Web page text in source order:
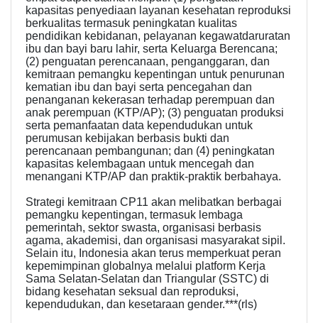
kapasitas penyediaan layanan kesehatan reproduksi
berkualitas termasuk peningkatan kualitas
pendidikan kebidanan, pelayanan kegawatdaruratan
ibu dan bayi baru lahir, serta Keluarga Berencana;
(2) penguatan perencanaan, penganggaran, dan
kemitraan pemangku kepentingan untuk penurunan
kematian ibu dan bayi serta pencegahan dan
penanganan kekerasan terhadap perempuan dan
anak perempuan (KTP/AP); (3) penguatan produksi
serta pemanfaatan data kependudukan untuk
perumusan kebijakan berbasis bukti dan
perencanaan pembangunan; dan (4) peningkatan
kapasitas kelembagaan untuk mencegah dan
menangani KTP/AP dan praktik-praktik berbahaya.
Strategi kemitraan CP11 akan melibatkan berbagai
pemangku kepentingan, termasuk lembaga
pemerintah, sektor swasta, organisasi berbasis
agama, akademisi, dan organisasi masyarakat sipil.
Selain itu, Indonesia akan terus memperkuat peran
kepemimpinan globalnya melalui platform Kerja
Sama Selatan-Selatan dan Triangular (SSTC) di
bidang kesehatan seksual dan reproduksi,
kependudukan, dan kesetaraan gender.***(rls)